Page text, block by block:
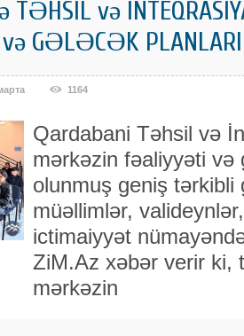
TƏHSİL və
GƏLƏCƏK
1164
Qardabani Təhsil və
mərkəzin fəaliyyəti və
olunmuş geniş
müəllimlər,
ictimaiyyət
ZiM.Az xəbər verir ki,
mərkəzin